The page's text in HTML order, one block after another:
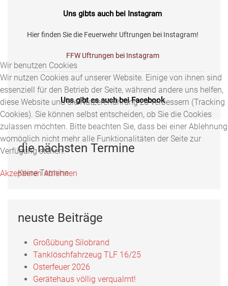
Uns gibts auch bei Instagram
Hier finden Sie die Feuerwehr Uftrungen bei Instagram!
FFW Uftrungen bei Instagram
Uns gibt es auch bei Facebook
Feuerwehr Uftrungen bei Facebook
die nächsten Termine
Keine Termine
neuste Beiträge
Großübung Silobrand
Tanklöschfahrzeug TLF 16/25
Osterfeuer 2026
Gerätehaus völlig verqualmt!
Wir benutzen Cookies
Wir nutzen Cookies auf unserer Website. Einige von ihnen sind
essenziell für den Betrieb der Seite, während andere uns helfen,
diese Website und die Nutzererfahrung zu verbessern (Tracking
Cookies). Sie können selbst entscheiden, ob Sie die Cookies
zulassen möchten. Bitte beachten Sie, dass bei einer Ablehnung
womöglich nicht mehr alle Funktionalitäten der Seite zur
Verfügung stehen.
Akzeptieren Ablehnen